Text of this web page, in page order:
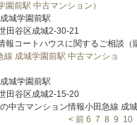
前駅 中古マンション）
成城学園前駅
田谷区成城2-30-21
報コートハウスに関するご相談（
成城学園前駅 中古マンショ
成城学園前駅
田谷区成城2-15-20
中古マンション情報小田急線 成
< 前 6 7 8 9 10